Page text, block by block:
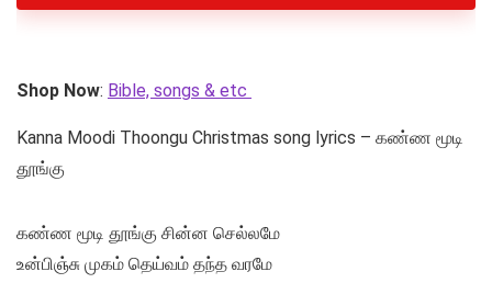
Shop Now: Bible, songs & etc
Kanna Moodi Thoongu Christmas song lyrics – கண்ண மூடி
தூங்கு
கண்ண மூடி தூங்கு சின்ன செல்லமே
உன்பிஞ்சு முகம் தெய்வம் தந்த வரமே